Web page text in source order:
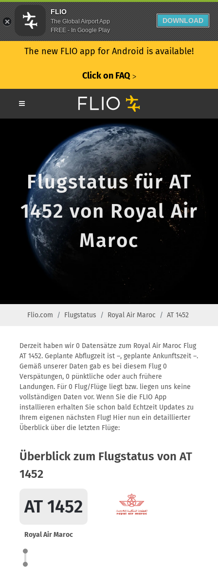
The new FLIO app for Android is available!
Click on FAQ ᐳ
Flugstatus für AT
1452 von Royal Air
Maroc
Flio.com Flugstatus Royal Air Maroc AT 1452
Derzeit haben wir 0 Datensätze zum Royal Air Maroc Flug
AT 1452. Geplante Abflugzeit ist –, geplante Ankunftszeit –.
Gemäß unserer Daten gab es bei diesem Flug 0
Verspätungen, 0 pünktliche oder auch frühere
Landungen. Für 0 Flug/Flüge liegt bzw. liegen uns keine
vollständigen Daten vor. Wenn Sie die FLIO App
installieren erhalten Sie schon bald Echtzeit Updates zu
Ihrem eigenen nächsten Flug! Hier nun ein detaillierter
Überblick über die letzten Flüge:
Überblick zum Flugstatus von AT
1452
AT 1452
Royal Air Maroc
FLIO
The Global Airport App
FREE - In Google Play
DOWNLOAD